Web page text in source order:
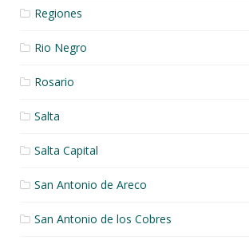
Regiones
Rio Negro
Rosario
Salta
Salta Capital
San Antonio de Areco
San Antonio de los Cobres